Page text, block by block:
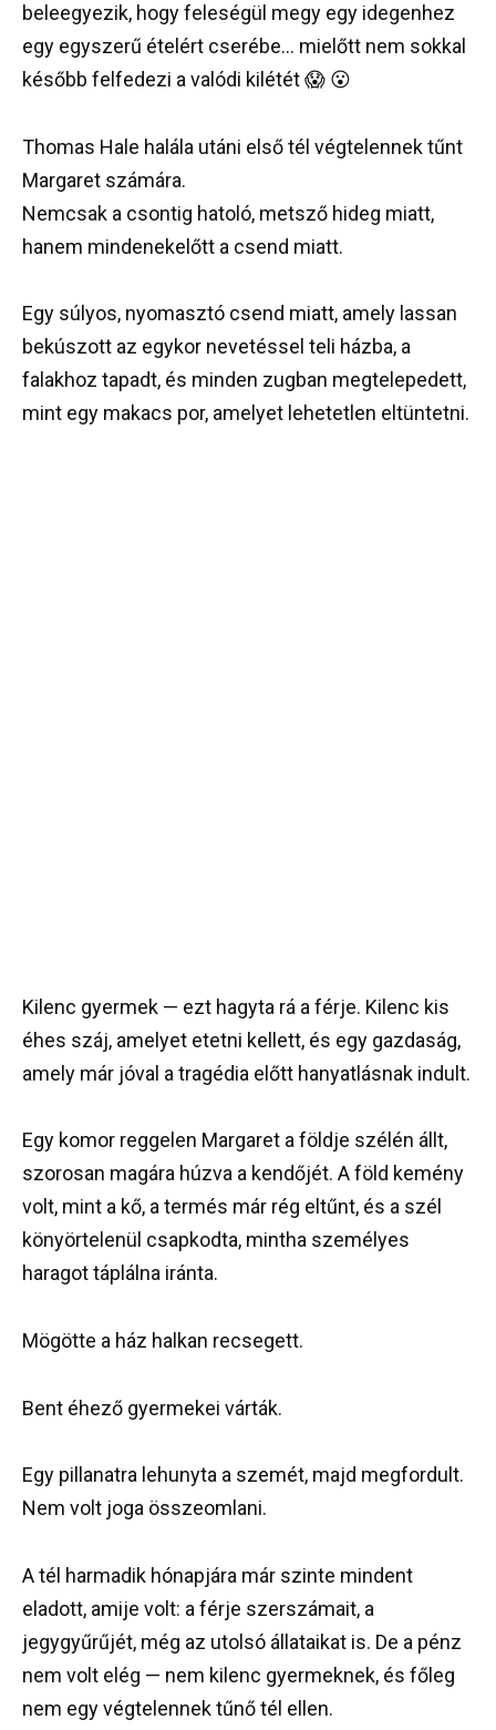
beleegyezik, hogy feleségül megy egy idegenhez
egy egyszerű ételért cserébe… mielőtt nem sokkal
később felfedezi a valódi kilétét 😱 😮
Thomas Hale halála utáni első tél végtelennek tűnt
Margaret számára.
Nemcsak a csontig hatoló, metsző hideg miatt,
hanem mindenekelőtt a csend miatt.
Egy súlyos, nyomasztó csend miatt, amely lassan
bekúszott az egykor nevetéssel teli házba, a
falakhoz tapadt, és minden zugban megtelepedett,
mint egy makacs por, amelyet lehetetlen eltüntetni.
Kilenc gyermek — ezt hagyta rá a férje. Kilenc kis
éhes száj, amelyet etetni kellett, és egy gazdaság,
amely már jóval a tragédia előtt hanyatlásnak indult.
Egy komor reggelen Margaret a földje szélén állt,
szorosan magára húzva a kendőjét. A föld kemény
volt, mint a kő, a termés már rég eltűnt, és a szél
könyörtelenül csapkodta, mintha személyes
haragot táplálna iránta.
Mögötte a ház halkan recsegett.
Bent éhező gyermekei várták.
Egy pillanatra lehunyta a szemét, majd megfordult.
Nem volt joga összeomlani.
A tél harmadik hónapjára már szinte mindent
eladott, amije volt: a férje szerszámait, a
jegygyűrűjét, még az utolsó állataikat is. De a pénz
nem volt elég — nem kilenc gyermeknek, és főleg
nem egy végtelennek tűnő tél ellen.